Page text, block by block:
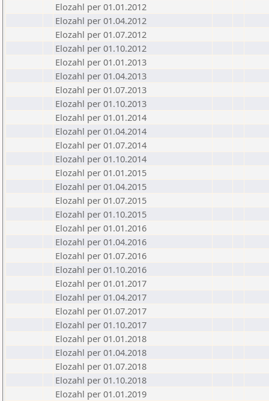
Elozahl per 01.01.2012
Elozahl per 01.04.2012
Elozahl per 01.07.2012
Elozahl per 01.10.2012
Elozahl per 01.01.2013
Elozahl per 01.04.2013
Elozahl per 01.07.2013
Elozahl per 01.10.2013
Elozahl per 01.01.2014
Elozahl per 01.04.2014
Elozahl per 01.07.2014
Elozahl per 01.10.2014
Elozahl per 01.01.2015
Elozahl per 01.04.2015
Elozahl per 01.07.2015
Elozahl per 01.10.2015
Elozahl per 01.01.2016
Elozahl per 01.04.2016
Elozahl per 01.07.2016
Elozahl per 01.10.2016
Elozahl per 01.01.2017
Elozahl per 01.04.2017
Elozahl per 01.07.2017
Elozahl per 01.10.2017
Elozahl per 01.01.2018
Elozahl per 01.04.2018
Elozahl per 01.07.2018
Elozahl per 01.10.2018
Elozahl per 01.01.2019